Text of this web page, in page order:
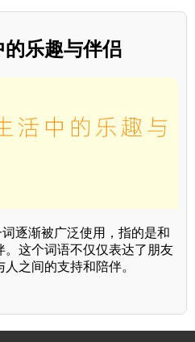
乐趣与伴侣
逐渐被广泛使用，指的是和
。这个词语不仅仅表达了朋友
之间的支持和陪伴。